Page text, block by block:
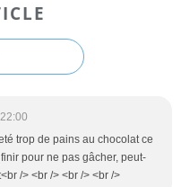
trop de pains au chocolat ce
pour ne pas gâcher, peut-
/> <br /> <br /> <br />